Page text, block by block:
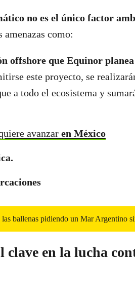
no es el único factor
amenazas como:
offshore que Equinor
este proyecto, se
a todo el ecosistema y
avanzar en México
las ballenas pidiendo un Mar Argentino
clave en la lucha